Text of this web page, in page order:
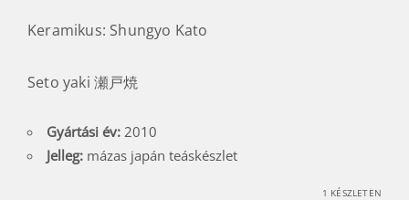
Keramikus: Shungyo Kato
Seto yaki 瀬戸焼
Gyártási év: 2010
Jelleg: mázas japán teáskészlet
1 KÉSZLETEN